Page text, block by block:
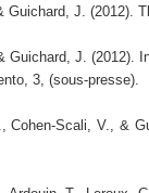
Guichard, J. (2012).
Guichard, J. (2012).
3, (sous-presse).
Cohen-Scali, V., &